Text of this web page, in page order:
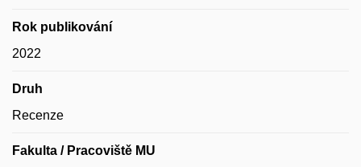
Rok publikování
2022
Druh
Recenze
Fakulta / Pracoviště MU